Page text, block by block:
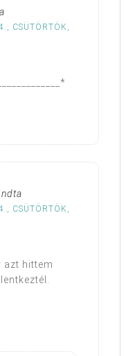
CSÜTÖRTÖK,
CSÜTÖRTÖK,
azt hittem